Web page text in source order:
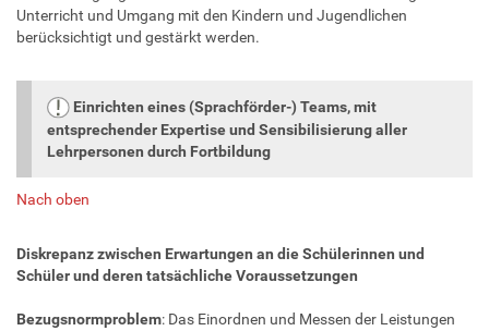
Unterricht und Umgang mit den Kindern und Jugendlichen
berücksichtigt und gestärkt werden.
Einrichten eines (Sprachförder-) Teams, mit
entsprechender Expertise und Sensibilisierung aller
Lehrpersonen durch Fortbildung
Nach oben
Diskrepanz zwischen Erwartungen an die Schülerinnen und
Schüler und deren tatsächliche Voraussetzungen
Bezugsnormproblem: Das Einordnen und Messen der Leistungen